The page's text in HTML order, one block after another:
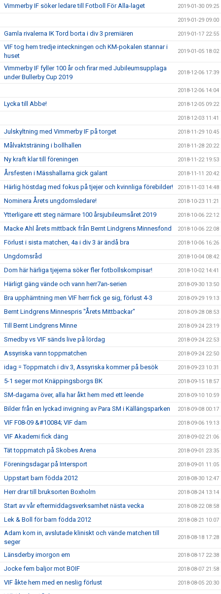
Vimmerby IF söker ledare till Fotboll För Alla-laget 2019-01-30 09:25
2019-01-29 09:00
Gamla rivalerna IK Tord borta i div 3 premiären 2019-01-17 22:55
VIF tog hem tredje inteckningen och KM-pokalen stannar i
huset
2019-01-05 18:02
Vimmerby IF fyller 100 år och firar med Jubileumsupplaga
under Bullerby Cup 2019
2018-12-06 17:39
2018-12-06 14:04
Lycka till Abbe! 2018-12-05 09:22
2018-12-03 11:41
Julskyltning med Vimmerby IF på torget 2018-11-29 10:45
Målvaktsträning i bollhallen 2018-11-28 20:22
Ny kraft klar till föreningen 2018-11-22 19:53
Årsfesten i Mässhallarna gick galant 2018-11-11 20:42
Härlig höstdag med fokus på tjejer och kvinnliga förebilder! 2018-11-03 14:48
Nominera Årets ungdomsledare! 2018-10-23 11:21
Ytterligare ett steg närmare 100 årsjubileumsåret 2019 2018-10-06 22:12
Macke Ahl årets mittback från Bernt Lindgrens Minnesfond 2018-10-06 22:08
Förlust i sista matchen, 4a i div 3 är ändå bra 2018-10-06 16:26
Ungdomsråd 2018-10-04 08:42
Dom här härliga tjejerna söker fler fotbollskompisar! 2018-10-02 14:41
Härligt gäng vände och vann herr7an-serien 2018-09-30 13:50
Bra upphämtning men VIF herr fick ge sig, förlust 4-3 2018-09-29 19:13
Bernt Lindgrens Minnespris "Årets Mittbackar" 2018-09-28 08:53
Till Bernt Lindgrens Minne 2018-09-24 23:19
Smedby vs VIF sänds live på lördag 2018-09-24 22:53
Assyriska vann toppmatchen 2018-09-24 22:50
idag = Toppmatch i div 3, Assyriska kommer på besök 2018-09-23 10:31
5-1 seger mot Knäppingsborgs BK 2018-09-15 18:57
SM-dagarna över, alla har åkt hem med ett leende 2018-09-10 10:59
Bilder från en lyckad invigning av Para SM i Källängsparken 2018-09-08 00:17
VIF F08-09 &#10084; VIF dam 2018-09-06 19:13
VIF Akademi fick däng 2018-09-02 21:06
Tät toppmatch på Skobes Arena 2018-09-01 23:35
Föreningsdagar på Intersport 2018-09-01 11:05
Uppstart barn födda 2012 2018-08-30 12:47
Herr drar till bruksorten Boxholm 2018-08-24 13:14
Start av vår eftermiddagsverksamhet nästa vecka 2018-08-22 08:58
Lek & Boll för barn födda 2012 2018-08-21 10:07
Adam kom in, avslutade kliniskt och vände matchen till
seger
2018-08-18 17:28
Länsderby imorgon em 2018-08-17 22:38
Jocke fem baljor mot BOIF 2018-08-07 21:58
VIF åkte hem med en neslig förlust 2018-08-05 20:30